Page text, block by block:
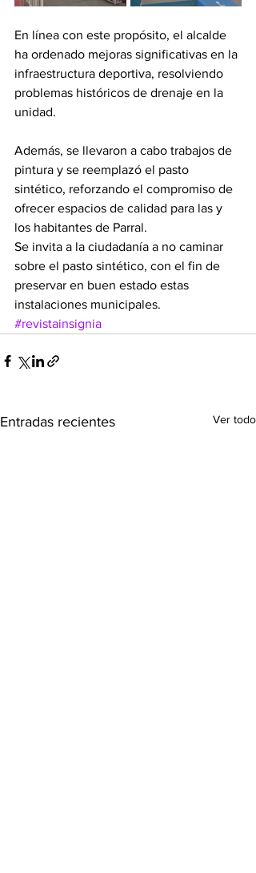
En línea con este propósito, el alcalde
ha ordenado mejoras significativas en la
infraestructura deportiva, resolviendo
problemas históricos de drenaje en la
unidad.
Además, se llevaron a cabo trabajos de
pintura y se reemplazó el pasto
sintético, reforzando el compromiso de
ofrecer espacios de calidad para las y
los habitantes de Parral.
Se invita a la ciudadanía a no caminar
sobre el pasto sintético, con el fin de
preservar en buen estado estas
instalaciones municipales.
#revistainsignia
Entradas recientes Ver todo